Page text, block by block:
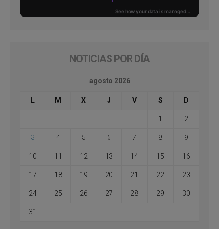
NOTICIAS POR DÍA
agosto 2026
L M X J V S D
1 2
3 4 5 6 7 8 9
10 11 12 13 14 15 16
17 18 19 20 21 22 23
24 25 26 27 28 29 30
31